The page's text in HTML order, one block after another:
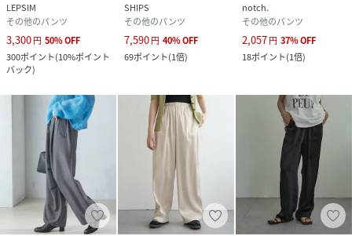
LEPSIM
その他のパンツ
3,300円 50%OFF
300ポイント(10%ポイント
バック)
SHIPS
その他のパンツ
7,590円 40%OFF
69ポイント(1倍)
notch.
その他のパンツ
2,057円 37%OFF
18ポイント(1倍)